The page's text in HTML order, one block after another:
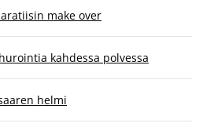
make over
kahdessa polvessa
helmi